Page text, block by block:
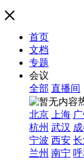
首页
文档
专题
会议
全部 直播间
北京
上海
杭州 武汉
宁波 西安
兰州 南宁